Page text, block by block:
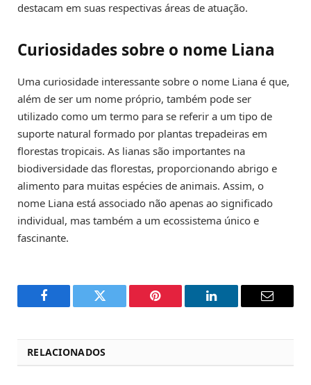
destacam em suas respectivas áreas de atuação.
Curiosidades sobre o nome Liana
Uma curiosidade interessante sobre o nome Liana é que,
além de ser um nome próprio, também pode ser
utilizado como um termo para se referir a um tipo de
suporte natural formado por plantas trepadeiras em
florestas tropicais. As lianas são importantes na
biodiversidade das florestas, proporcionando abrigo e
alimento para muitas espécies de animais. Assim, o
nome Liana está associado não apenas ao significado
individual, mas também a um ecossistema único e
fascinante.
Facebook Twitter Pinterest LinkedIn Email
RELACIONADOS